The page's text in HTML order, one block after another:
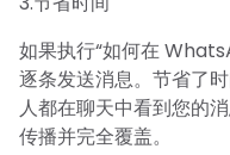
如果执行“如何在
逐条发送消息。节省了
人都在聊天中看到您的
传播并完全覆盖。